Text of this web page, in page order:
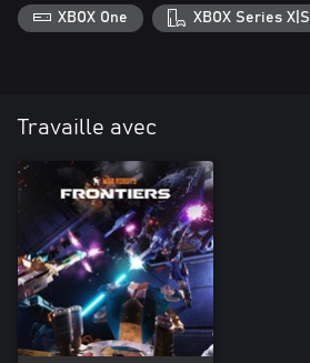
XBOX One XBOX Series X|S
Travaille avec